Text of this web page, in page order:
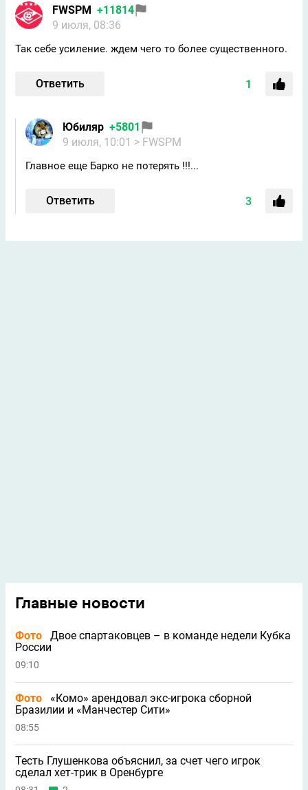
FWSPM +11814
9 июля, 08:36
Так себе усиление. ждем чего то более существенного.
Ответить 1
Юбиляр +5801
9 июля, 10:01 > FWSPM
Главное еще Барко не потерять !!!...
Ответить 3
Главные новости
Фото
Двое спартаковцев – в команде недели Кубка
России
09:10
Фото
«Комо» арендовал экс-игрока сборной
Бразилии и «Манчестер Сити»
08:55
Тесть Глушенкова объяснил, за счет чего игрок
сделал хет-трик в Оренбурге